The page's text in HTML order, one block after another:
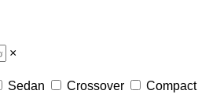
×
Sedan Crossover
Compact